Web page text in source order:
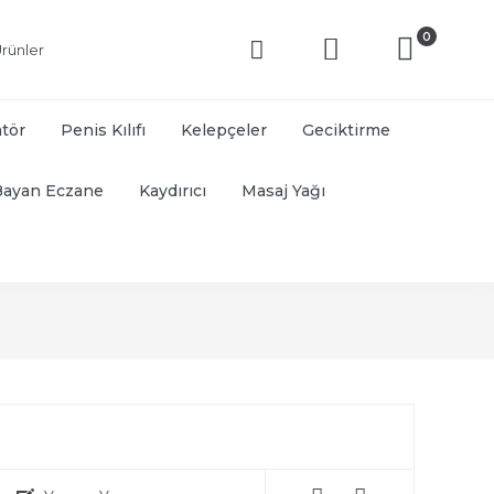
0
Penis Kılıfı Kelepçeler Geciktirme
Eczane Kaydırıcı Masaj Yağı